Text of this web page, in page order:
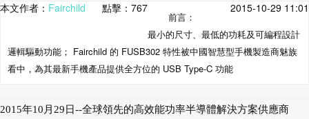
本文作者： Fairchild 點擊： 767 2015-10-29 11:01
前言：
最小的尺寸、最低的功耗及可編程設計
邏輯驅動功能； Fairchild 的 FUSB302 特性被中國智慧型手機製造商魅族
看中，為其最新手機產品提供全方位的 USB Type-C 功能
2015年10月29日--全球領先的高效能功率半導體解決方案供應商